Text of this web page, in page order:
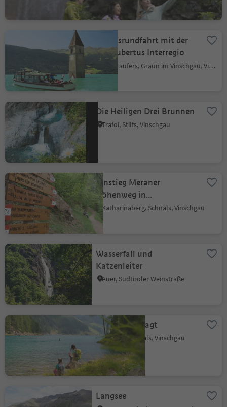
Schiffsrundfahrt mit der
MS Hubertus Interregio
Langtaufers, Graun im Vinschgau, Vinschgau
Die Heiligen Drei Brunnen
Trafoi, Stilfs, Vinschgau
Einstieg Meraner
Höhenweg in
Katharinaberg
Katharinaberg, Schnals, Vinschgau
Wasserfall und
Katzenleiter
Auer, Südtiroler Weinstraße
Stausee Vernagt
Vernagt, Schnals, Vinschgau
Langsee